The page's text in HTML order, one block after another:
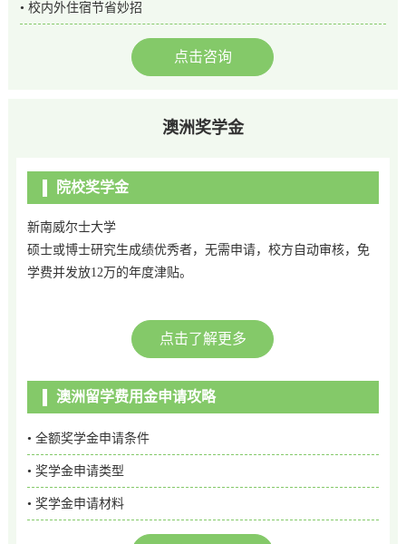
• 校内外住宿节省妙招
点击咨询
澳洲奖学金
院校奖学金
新南威尔士大学
硕士或博士研究生成绩优秀者，无需申请，校方自动审核，免
学费并发放12万的年度津贴。
点击了解更多
澳洲留学费用金申请攻略
• 全额奖学金申请条件
• 奖学金申请类型
• 奖学金申请材料